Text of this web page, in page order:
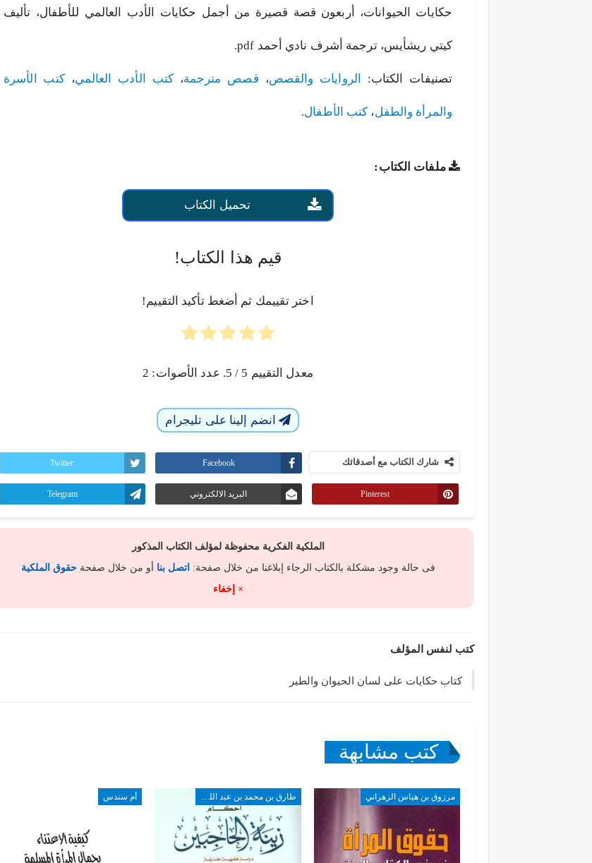
حكايات الحيوانات، أربعون قصة قصيرة من أجمل حكايات الأدب العالمي للأطفال، تأليف
كيتي ريشأيس، ترجمة أشرف نادي أحمد pdf.
تصنيفات الكتاب: الروايات والقصص، قصص مترجمة،كتب الأدب العالمي،كتب الأسرة
والمرأة والطفل، كتب الأطفال.
ملفات الكتاب:
تحميل الكتاب
قيم هذا الكتاب!
اختر تقييمك ثم أضغط تأكيد التقييم!
معدل التقييم 5 / 5. عدد الأصوات: 2
انضم إلينا على تليجرام
شارك الكتاب مع أصدقائك Facebook
Twitter
Pinterest البريد الالكتروني Telegram
الملكية الفكرية محفوظة لمؤلف الكتاب المذكور
فى حالة وجود مشكلة بالكتاب الرجاء إبلاغنا من خلال صفحة: اتصل بنا أو من خلال صفحةحقوق الملكية
× إخفاء
كتب لنفس المؤلف
كتاب حكايات على لسان الحيوان والطير
كتب مشابهة
مرزوق بن هياس الزهراني طارق بن محمد بن عبد الله الخويطر أم سندس